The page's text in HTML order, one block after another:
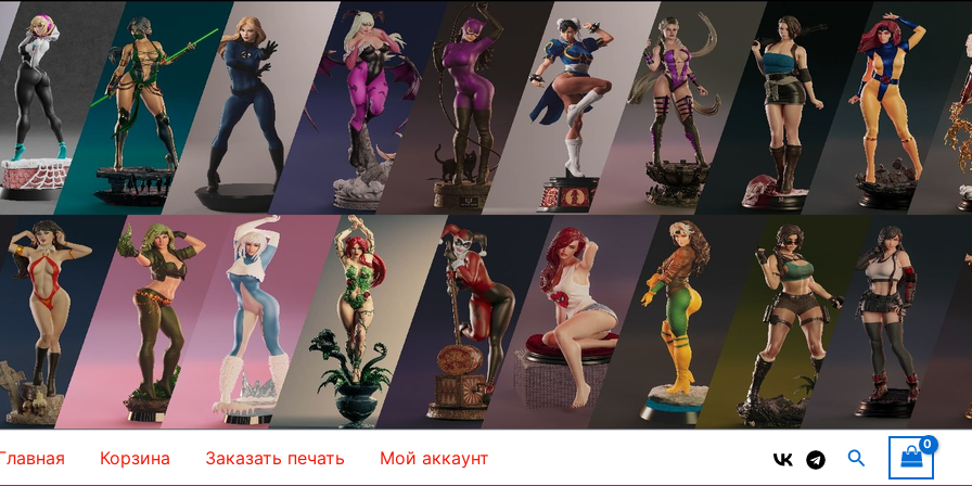
Корзина Заказать печать Мой аккаунт Поиск